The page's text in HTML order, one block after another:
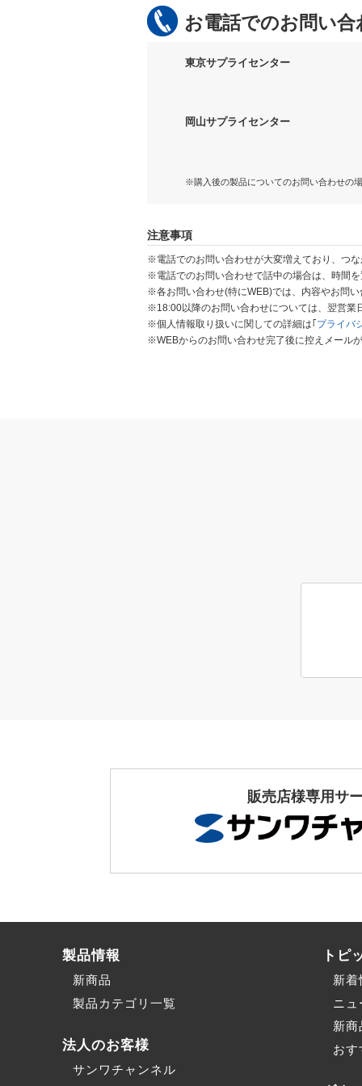
お電話でのお問い合
東京サプライセンター
岡山サプライセンター
※購入後の製品についてのお問い合わせの
注意事項
※電話でのお問い合わせが大変増えており、つ
※電話でのお問い合わせで話中の場合は、時間
※各お問い合わせ(特にWEB)では、内容やお問
※18:00以降のお問い合わせについては、翌営業
※個人情報取り扱いに関しての詳細は｢ プライバ
※WEBからのお問い合わせ完了後に控えメール
販売店様専用サ
製品情報
新商品
製品カテゴリ一覧
法人のお客様
サンワチャンネル
トピ
新
ニ
新商
お